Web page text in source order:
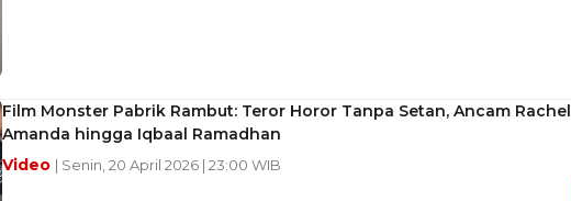
Film Monster Pabrik Rambut: Teror Horor Tanpa Setan, Ancam Rachel
Amanda hingga Iqbaal Ramadhan
Video | Senin, 20 April 2026 | 23:00 WIB